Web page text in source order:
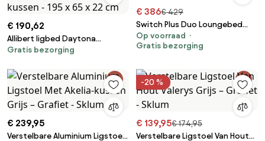
€ 190,62
Allibert ligbed Daytona
antraciet/grafiet -
kussen - 195 x 65 x 22 cm
Gratis bezorging
€ 386€ 429
Switch Plus Duo Loungebed
Outdoor - Zwart
Op voorraad
Gratis bezorging
€ 239,95
Verstelbare Aluminium Ligstoel
-20 %
€ 139,95€ 174,95
Verstelbare Ligstoel Van Hout